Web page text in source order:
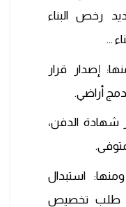
رخص البناء
…
إصدار قرار
أراضي.
الدفن،
ومنها: استبدال
طلب تخصيص